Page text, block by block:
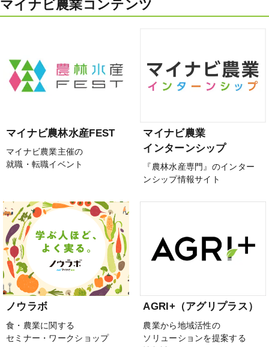
マイナビ農業コンテンツ
マイナビ農林水産FEST
マイナビ農業主催の
就職・転職イベント
マイナビ農業
インターンシップ
『農林水産専門』のインター
ンシップ情報サイト
ノウラボ
食・農業に関する
セミナー・ワークショップ
AGRI+（アグリプラス）
農業から地域活性の
ソリューションを提案する